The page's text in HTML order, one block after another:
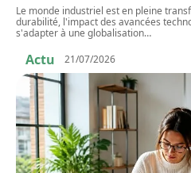
Le monde industriel est en pleine
durabilité, l'impact des avancées
s'adapter à une globalisation…
Actu 21/07/2026